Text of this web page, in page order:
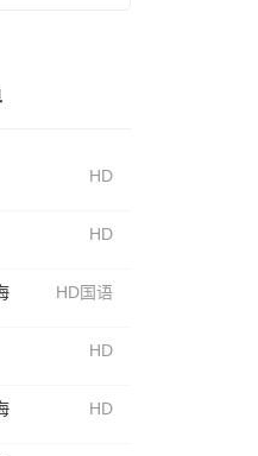
HD
HD
HD国语
HD
HD